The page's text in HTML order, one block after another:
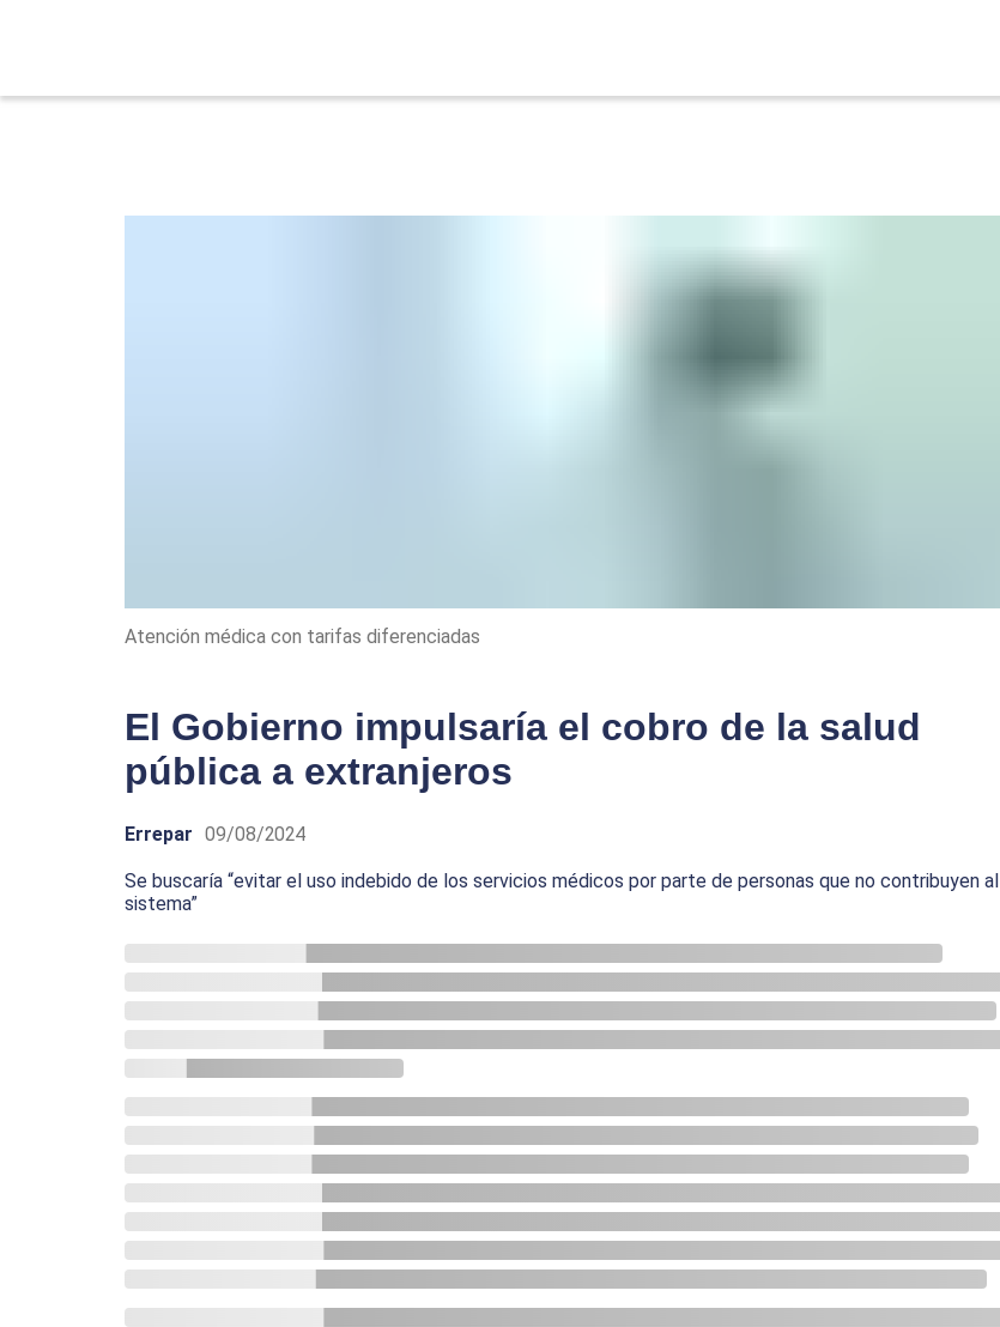
Atención médica con tarifas diferenciadas
El Gobierno impulsaría el cobro de la salud
pública a extranjeros
Errepar 09/08/2024
Se buscaría “evitar el uso indebido de los servicios médicos por parte de personas que no contribuyen al
sistema”